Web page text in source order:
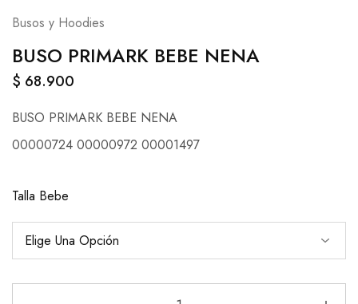
Busos y Hoodies
BUSO PRIMARK BEBE NENA
$ 68.900
BUSO PRIMARK BEBE NENA
00000724 00000972 00001497
Talla Bebe